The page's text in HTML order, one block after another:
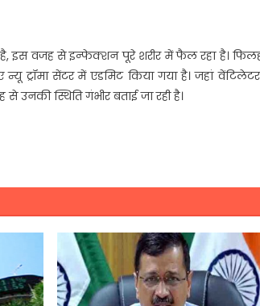
इस वजह से इन्फेक्शन पूरे शरीर में फैल रहा है।
ट्रॉमा सेंटर में एडमिट किया गया है। जहां
स्थिति गंभीर बताई जा रही है।